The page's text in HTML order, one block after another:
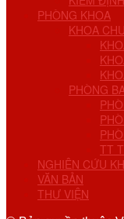
PHÒNG KHOA
KHOA
PHÒNG
TT
NGHIÊN CỨU
VĂN BẢN
THƯ VIỆN